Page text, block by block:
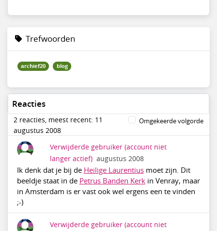
Trefwoorden
archief20 blog
Reacties
2 reacties, meest recent: 11
augustus 2008
Omgekeerde volgorde
Verwijderde gebruiker (account niet
langer actief) augustus 2008
Ik denk dat je bij de Heilige Laurentiusmoet zijn. Dit
beeldje staat in de Petrus Banden Kerkin Venray, maar
in Amsterdam is er vast ook wel ergens een te vinden
;-)
Verwijderde gebruiker (account niet